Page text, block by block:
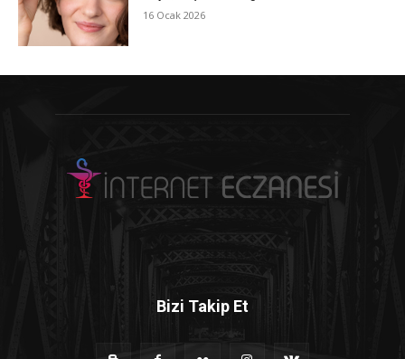
16 Ocak 2026
Bizi Takip Et